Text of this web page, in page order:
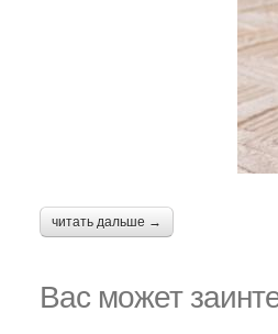
читать дальше →
Вас может